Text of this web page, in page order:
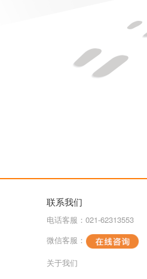
联系我们
电话客服：021-62313553
微信客服：
关于我们